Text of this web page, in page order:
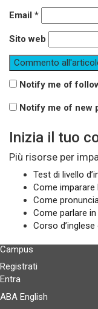
Email *
Sito web
Notify me of
Notify me of new
Inizia il tuo
Più risorse per
Test di livello
Come imparare
Come
Come parlare in
Corso d’inglese
Campus
Registrati
Entra
ABA English